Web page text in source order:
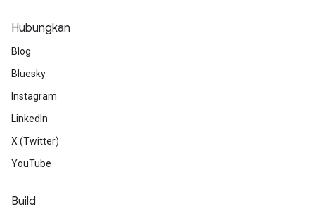
Hubungkan
Blog
Bluesky
Instagram
LinkedIn
X (Twitter)
YouTube
Build